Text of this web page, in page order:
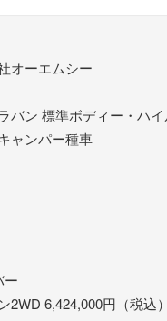
オーエムシー
バン 標準ボディー・ハイ
ャンパー種車
ー
2WD 6,424,000円（税込